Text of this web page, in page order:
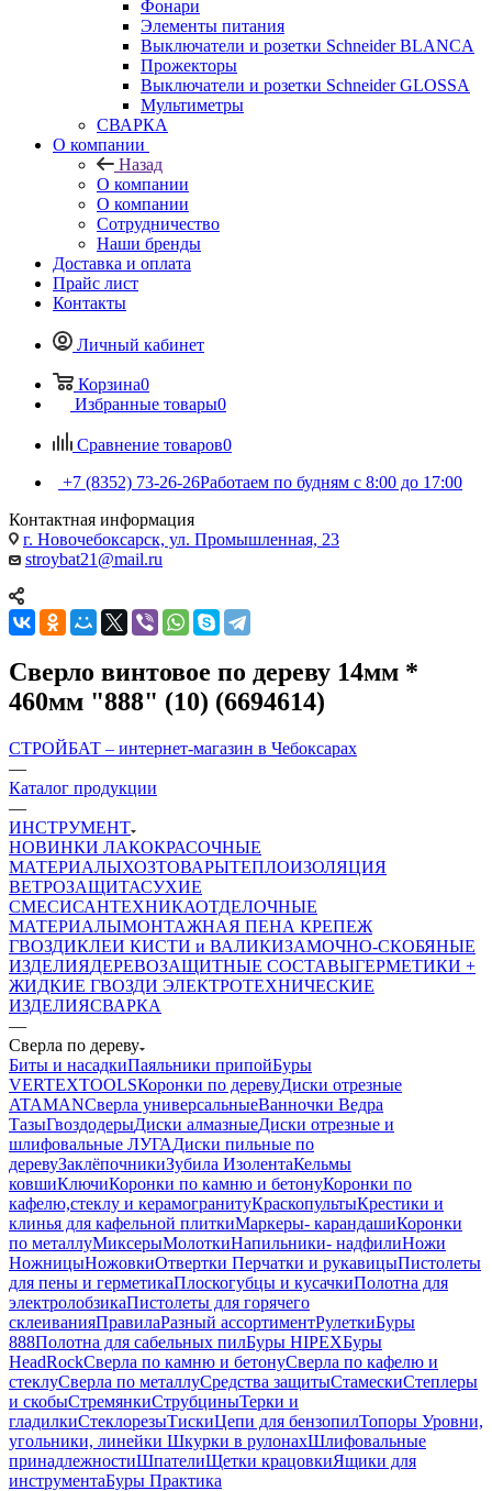
Фонари
Элементы питания
Выключатели и розетки Schneider BLANCA
Прожекторы
Выключатели и розетки Schneider GLOSSA
Мультиметры
СВАРКА
О компании
Назад
О компании
О компании
Сотрудничество
Наши бренды
Доставка и оплата
Прайс лист
Контакты
Личный кабинет
Корзина0
Избранные товары0
Сравнение товаров0
+7 (8352) 73-26-26Работаем по будням с 8:00 до 17:00
Контактная информация
г. Новочебоксарск, ул. Промышленная, 23
stroybat21@mail.ru
Сверло винтовое по дереву 14мм *
460мм "888" (10) (6694614)
СТРОЙБАТ – интернет-магазин в Чебоксарах
—
Каталог продукции
—
ИНСТРУМЕНТ
НОВИНКИ ЛАКОКРАСОЧНЫЕ
МАТЕРИАЛЫХОЗТОВАРЫТЕПЛОИЗОЛЯЦИЯ
ВЕТРОЗАЩИТАСУХИЕ
СМЕСИСАНТЕХНИКАОТДЕЛОЧНЫЕ
МАТЕРИАЛЫМОНТАЖНАЯ ПЕНА КРЕПЕЖ
ГВОЗДИКЛЕИ КИСТИ и ВАЛИКИЗАМОЧНО-СКОБЯНЫЕ
ИЗДЕЛИЯДЕРЕВОЗАЩИТНЫЕ СОСТАВЫГЕРМЕТИКИ +
ЖИДКИЕ ГВОЗДИ ЭЛЕКТРОТЕХНИЧЕСКИЕ
ИЗДЕЛИЯСВАРКА
—
Сверла по дереву
Биты и насадкиПаяльники припойБуры
VERTEXTOOLSКоронки по деревуДиски отрезные
ATAMANСверла универсальныеВанночки Ведра
ТазыГвоздодерыДиски алмазныеДиски отрезные и
шлифовальные ЛУГАДиски пильные по
деревуЗаклёпочникиЗубила ИзолентаКельмы
ковшиКлючиКоронки по камню и бетонуКоронки по
кафелю,стеклу и керамогранитуКраскопультыКрестики и
клинья для кафельной плиткиМаркеры- карандашиКоронки
по металлуМиксерыМолоткиНапильники- надфилиНожи
НожницыНожовкиОтвертки Перчатки и рукавицыПистолеты
для пены и герметикаПлоскогубцы и кусачкиПолотна для
электролобзикаПистолеты для горячего
склеиванияПравилаРазный ассортиментРулеткиБуры
888Полотна для сабельных пилБуры HIPEXБуры
HeadRockСверла по камню и бетонуСверла по кафелю и
стеклуСверла по металлуСредства защитыСтамескиСтеплеры
и скобыСтремянкиСтрубциныТерки и
гладилкиСтеклорезыТискиЦепи для бензопилТопоры Уровни,
угольники, линейки Шкурки в рулонахШлифовальные
принадлежностиШпателиЩетки крацовкиЯщики для
инструментаБуры Практика